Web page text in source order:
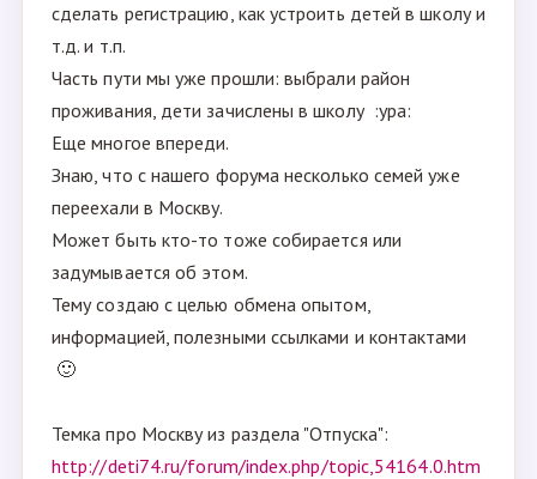
сделать регистрацию, как устроить детей в школу и
т.д. и т.п.
Часть пути мы уже прошли: выбрали район
проживания, дети зачислены в школу :ура:
Еще многое впереди.
Знаю, что с нашего форума несколько семей уже
переехали в Москву.
Может быть кто-то тоже собирается или
задумывается об этом.
Тему создаю с целью обмена опытом,
информацией, полезными ссылками и контактами
🙂
Темка про Москву из раздела "Отпуска":
http://deti74.ru/forum/index.php/topic,54164.0.htm